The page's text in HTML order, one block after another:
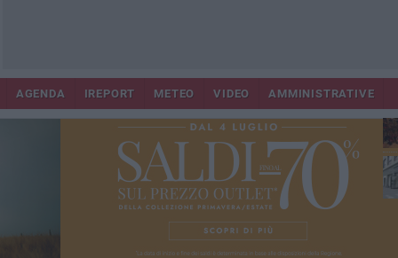
AGENDA IREPORT METEO VIDEO AMMINISTRATIVE